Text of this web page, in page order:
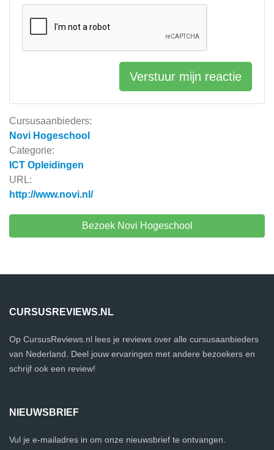
Cursusaanbieders:
Novi Hogeschool
Categorie:
ICT Opleidingen
URL:
http://www.novi.nl/
Bezoek Novi Hogeschool
Verstuur mijn reactie
CURSUSREVIEWS.NL
Op CursusReviews.nl lees je reviews over alle cursusaanbieders
van Nederland. Deel jouw ervaringen met andere bezoekers en
schrijf ook een review!
NIEUWSBRIEF
Vul je e-mailadres in om onze nieuwsbrief te ontvangen.